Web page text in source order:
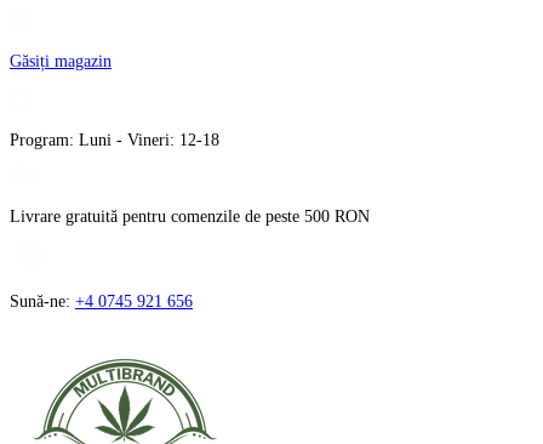
conținut
Găsiți magazin
Program: Luni - Vineri: 12-18
Livrare gratuită pentru comenzile de peste 500 RON
Sună-ne: +4 0745 921 656